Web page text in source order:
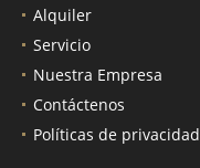
Alquiler
Servicio
Nuestra Empresa
Contáctenos
Políticas de privacidad